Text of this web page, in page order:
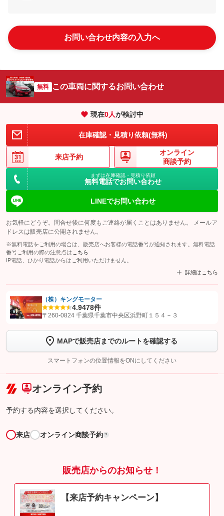
お問い合わせ内容の入力へ
無料 この車両に関するお問い合わせ
現在0人が検討中
在庫確認・見積り依頼(無料)
来店予約
オンライン
商談予約
まずは在庫確認・見積り依頼
無料電話でお問い合わせ
LINEでお問い合わせ
お気軽にどうぞ。問合せ後に何度もご連絡が届くことはありません。 メールア
ドレスは販売店に公開されません。
※無料電話をご利用の場合は、販売店へお客様の電話番号が通知されます。無料電話
番号ご利用の際の注意点は こちら
IP電話、ひかり電話からはご利用いただけません。
詳細はこちら
【STEP1】認証画面でグーネットを友だち追加してから「許可する」ボタンを押
トーク画面で
ボタンをタップして問い合わせを
完了してください。
こちら
（株）キングモーター
4.9478件
〒260-0824 千葉県千葉市中央区浜野町１５４－３
MAPで販売店までのルートを確認する
スマートフォンの位置情報をONにしてください
オンライン予約
予約する内容を選択してください。
来店 オンライン商談予約 ?
販売店からのお知らせ！
【来店予約キャンペーン】